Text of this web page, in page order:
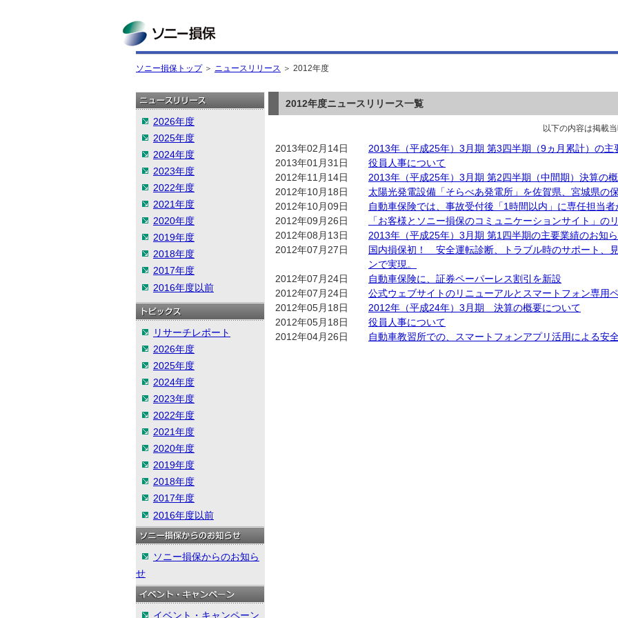
ソニー損保トップ＞ ニュースリリース ＞ 2012年度
2026年度
2025年度
2024年度
2023年度
2022年度
2021年度
2020年度
2019年度
2018年度
2017年度
2016年度以前
リサーチレポート
2026年度
2025年度
2024年度
2023年度
2022年度
2021年度
2020年度
2019年度
2018年度
2017年度
2016年度以前
ソニー損保からのお知ら
せ
イベント・キャンペーン
2012年度ニュースリリース一覧
以下の内容は掲載
2013年02月14日
2013年（平成25年）3月期 第3四半期（9ヵ月累計）の主
2013年01月31日
役員人事について
2012年11月14日
2013年（平成25年）3月期 第2四半期（中間期）決算の
2012年10月18日
太陽光発電設備「そらべあ発電所」を佐賀県、宮城県の
2012年10月09日
自動車保険では、事故受付後「1時間以内」に専任担当者
2012年09月26日
「お客様とソニー損保のコミュニケーションサイト」の
2012年08月13日
2013年（平成25年）3月期 第1四半期の主要業績のお知
2012年07月27日
国内損保初！ 安全運転診断、トラブル時のサポート、
ンで実現。
2012年07月24日
自動車保険に、証券ペーパーレス割引を新設
2012年07月24日
公式ウェブサイトのリニューアルとスマートフォン専用
2012年05月18日
2012年（平成24年）3月期 決算の概要について
2012年05月18日
役員人事について
2012年04月26日
自動車教習所での、スマートフォンアプリ活用による安